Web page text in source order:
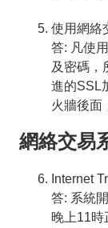
使用網絡
答: 凡使
及密碼，
進的SSL
火牆後面
網絡交易
Internet
答: 系統
晚上11時